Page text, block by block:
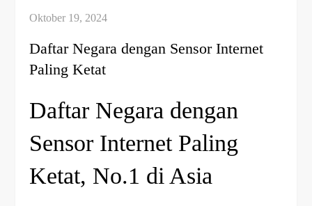
Daftar Negara dengan Sensor Internet
Paling Ketat
Daftar Negara dengan
Sensor Internet Paling
Ketat, No.1 di Asia